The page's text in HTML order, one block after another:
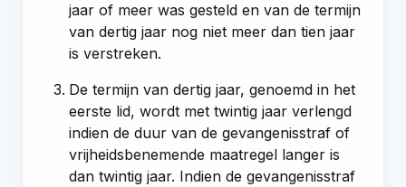
jaar of meer was gesteld en van de termijn
van dertig jaar nog niet meer dan tien jaar
is verstreken.
De termijn van dertig jaar, genoemd in het
eerste lid, wordt met twintig jaar verlengd
indien de duur van de gevangenisstraf of
vrijheidsbenemende maatregel langer is
dan twintig jaar. Indien de gevangenisstraf